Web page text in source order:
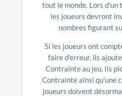
tout le monde. Lors d'un
les joueurs devront
nombres figurant
Si les joueurs ont
faire d'erreur, ils
Contrainte au jeu. Ils
Contrainte ainsi qu'une
joueurs doivent